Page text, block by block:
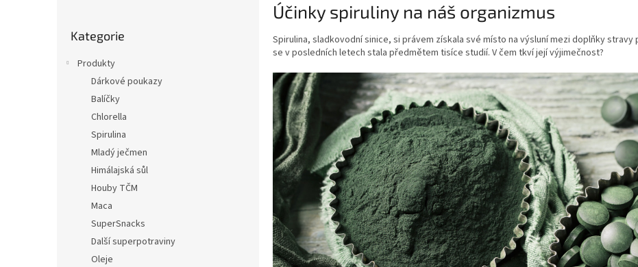
kategorie
Kategorie
Produkty
Dárkové poukazy
Balíčky
Chlorella
Spirulina
Mladý ječmen
Himálajská sůl
Houby TČM
Maca
SuperSnacks
Další superpotraviny
Oleje
Účinky spiruliny na náš organizmus
Spirulina, sladkovodní sinice, si právem získala své místo na výsluní mezi doplňky
se v posledních letech stala předmětem tisíce studií. V čem tkví její výjimečnost?